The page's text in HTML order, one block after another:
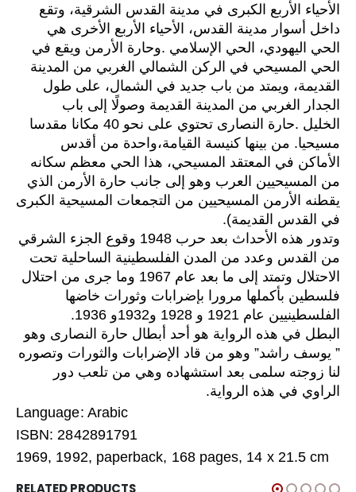
الأحياء الأربع الكبرى في مدينة القدس الشرقية، وتقع
داخل أسوار مدينة القدس، الأحياء الأربع الأخرى هي
الحي اليهودي، الحي الإسلامي وحارة الأرمن.
ويقع في
الحي المسيحي في الركن الشمالي الغربي من المدينة
القديمة، ويمتد من باب جديد في الشمال، على طول
الجدار الغربي من المدينة القديمة وصولًا إلى باب
الخليل .
حارة النصارى تحتوي على نحو 40 مكانا مقدسا
مسيحيا. من بينها كنيسة القيامة،واحدة من أقدس
الأماكن في المعتقد المسيحي، هذا الحي معظم سكانه
من المسيحيين العرب وهو إلى جانب حارة الأرمن الذي
يقطنه الأرمن المسيحيين من التجمعات المسيحية الكبرى
في القدس القديمة).
وتدور هذه الأحداث بعد حرب 1948 وقوع الجزء الشرقي
من القدس وعدد من المدن الفلسطينية الساحلية تحت
الاحتلال وتمتد إلى ما بعد عام 1967 وما جرى من احتلال
فلسطين بأكملها مرورا بإضرابات وثورات خاضها
الفلسطينيين عام 1921 و 1928 و1932و 1936.
البطل في هذه الرواية هو أحد أبطال حارة النصارى وهو
” يوسف راشد” وهو من قاد الإضرابات والثورات وتصوره
لنا زوجته سلمى بعد استشهاده وهي من تلعب دور
الراوي في هذه الرواية.
Language: Arabic
ISBN: 2842891791
1969, 1992, paperback, 168 pages, 14 x 21.5 cm
RELATED PRODUCTS